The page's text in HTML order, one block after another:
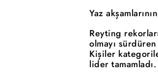
Yaz
Reyting
olmayı
Kişiler
lider tamamladı.